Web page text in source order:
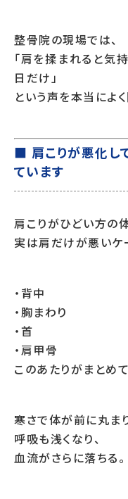
整骨院の現場では、
「肩を揉まれると気
日だけ」
という声を本当によく
■ 肩こりが悪化し
ています
肩こりがひどい方の
実は肩だけが悪いケ
・背中
・胸まわり
・首
・肩甲骨
このあたりがまとめ
寒さで体が前に丸まり
呼吸も浅くなり、
血流がさらに落ちる。